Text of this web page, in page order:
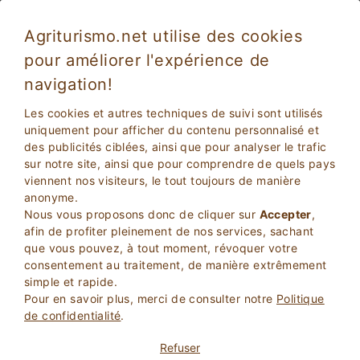
Agriturismo.net utilise des cookies
pour améliorer l'expérience de
navigation!
Les cookies et autres techniques de suivi sont utilisés
uniquement pour afficher du contenu personnalisé et
des publicités ciblées, ainsi que pour analyser le trafic
sur notre site, ainsi que pour comprendre de quels pays
viennent nos visiteurs, le tout toujours de manière
anonyme.
Nous vous proposons donc de cliquer sur Accepter,
afin de profiter pleinement de nos services, sachant
que vous pouvez, à tout moment, révoquer votre
consentement au traitement, de manière extrêmement
simple et rapide.
Pour en savoir plus, merci de consulter notre Politique
de confidentialité.
Refuser
Piobbico 2040
Pesaro Urbino, Piobbico(Carte) 32 Lits
DEMANDER AU PROPRIETAIRE
RESERVEZ
Plus d'Informations
10 AvisPropriété